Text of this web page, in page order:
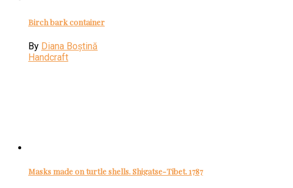
Birch bark container
By Diana Boștină
Handcraft
Masks made on turtle shells. Shigatse-Tibet. 1787